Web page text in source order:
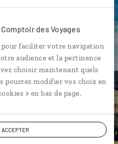
des Voyages
faciliter votre navigation
audience et la pertinence
choisir maintenant quels
pourrez modifier vos choix en
» en bas de page.
ACCEPTER
votre penzion
en 1
brasseries à